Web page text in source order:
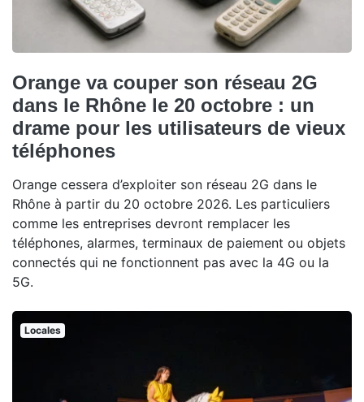
Orange va couper son réseau 2G
dans le Rhône le 20 octobre : un
drame pour les utilisateurs de vieux
téléphones
Orange cessera d’exploiter son réseau 2G dans le
Rhône à partir du 20 octobre 2026. Les particuliers
comme les entreprises devront remplacer les
téléphones, alarmes, terminaux de paiement ou objets
connectés qui ne fonctionnent pas avec la 4G ou la
5G.
Locales